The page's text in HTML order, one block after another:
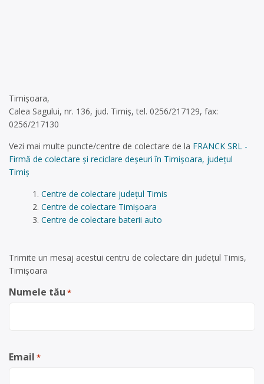
Timișoara,
Calea Sagului, nr. 136, jud. Timiș, tel. 0256/217129, fax:
0256/217130
Vezi mai multe puncte/centre de colectare de la FRANCK SRL -
Firmă de colectare și reciclare deșeuri în Timișoara, județul
Timiș
Centre de colectare județul Timis
Centre de colectare Timișoara
Centre de colectare baterii auto
Trimite un mesaj acestui centru de colectare din județul Timis,
Timișoara
Numele tău *
Email *